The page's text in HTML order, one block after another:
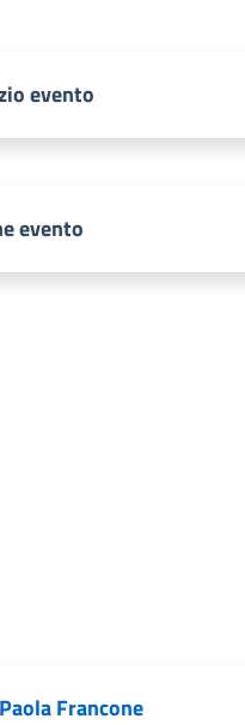
evento
evento
Francone